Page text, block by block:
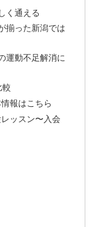
く通える
揃った新潟では
運動不足解消に
報はこちら
ッスン〜入会